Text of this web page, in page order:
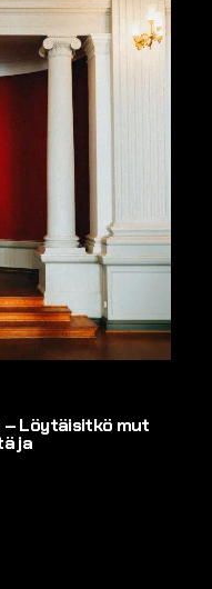
– Löytäisitkö mut
ja